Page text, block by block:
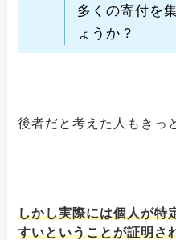
多くの寄付を
ょうか？
後者だと考えた人もきっ
しかし実際には個人が特
すいということが証明さ